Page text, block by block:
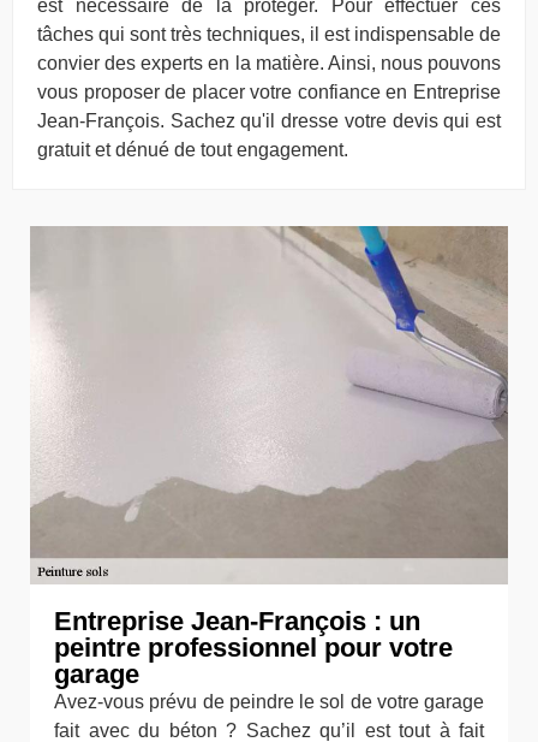
est nécessaire de la protéger. Pour effectuer ces
tâches qui sont très techniques, il est indispensable de
convier des experts en la matière. Ainsi, nous pouvons
vous proposer de placer votre confiance en Entreprise
Jean-François. Sachez qu'il dresse votre devis qui est
gratuit et dénué de tout engagement.
Entreprise Jean-François : un
peintre professionnel pour votre
garage
Avez-vous prévu de peindre le sol de votre garage
fait avec du béton ? Sachez qu’il est tout à fait